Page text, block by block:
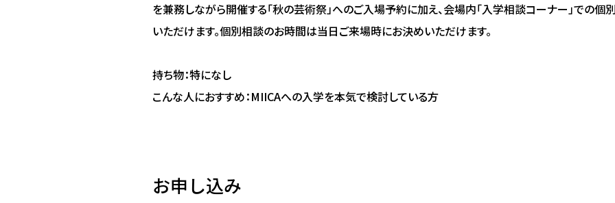
を兼務しながら開催する「秋の芸術祭」へのご入場予約に加え、会場内「入学相談コーナー」での
いただけます。個別相談のお時間は当日ご来場時にお決めいただけます。
持ち物：特になし
こんな人におすすめ：MIICAへの入学を本気で検討している方
お申し込み